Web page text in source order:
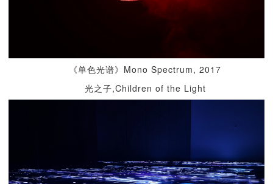
《单色光谱》Mono Spectrum, 2017
光之子,Children of the Light